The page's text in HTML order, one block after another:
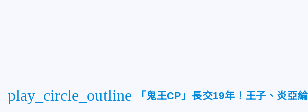
play_circle_outline 「鬼王CP」長交19年！王子、炎亞